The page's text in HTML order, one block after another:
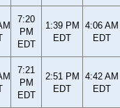
7:20
PM
EDT
1:39 PM
EDT
4:06 AM
EDT
7:21
PM
EDT
2:51 PM
EDT
4:42 AM
EDT